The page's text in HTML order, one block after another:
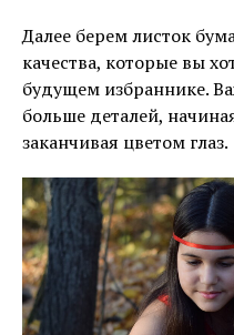
Далее берем листок
качества, которые вы
будущем избраннике.
больше деталей,
заканчивая цветом глаз.